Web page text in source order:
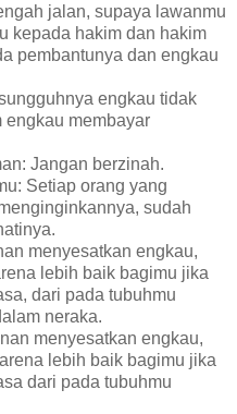
jalan, supaya lawanmu
kepada hakim dan hakim
pembantunya dan engkau
engkau tidak
engkau membayar
Jangan berzinah.
Setiap orang yang
sudah
menyesatkan engkau,
lebih baik bagimu jika
dari pada tubuhmu
neraka.
menyesatkan engkau,
lebih baik bagimu jika
dari pada tubuhmu